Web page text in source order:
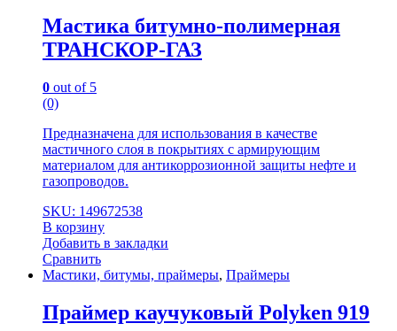
Мастика битумно-полимерная
ТРАНСКОР-ГАЗ
0 out of 5
(0)
Предназначена для использования в качестве
мастичного слоя в покрытиях с армирующим
материалом для антикоррозионной защиты нефте и
газопроводов.
SKU: 149672538
В корзину
Добавить в закладки
Сравнить
Мастики, битумы, праймеры, Праймеры
Праймер каучуковый Polyken 919